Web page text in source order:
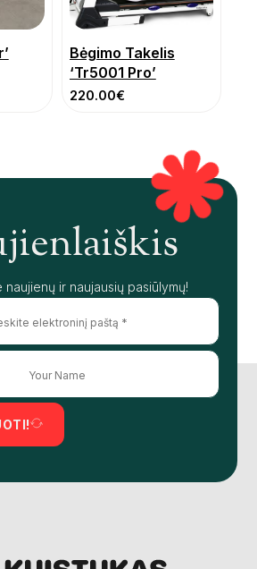
Bėgimo Takelis
‘Tr5001 Pro’
220.00€
naujienų ir naujausių pasiūlymų!